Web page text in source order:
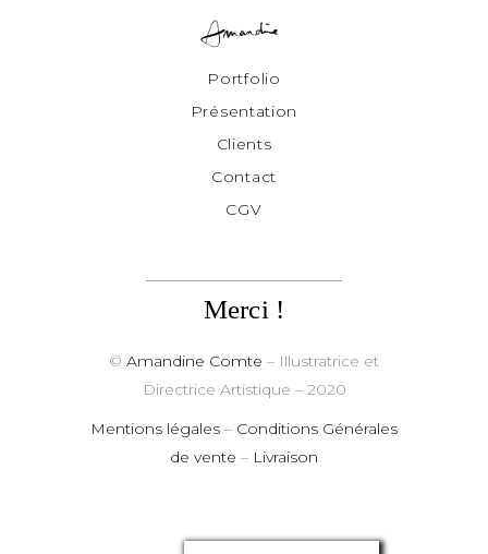
Portfolio
Présentation
Clients
Contact
CGV
Merci !
© Amandine Comte – Illustratrice et
Directrice Artistique – 2020
Mentions légales – Conditions Générales
de vente – Livraison